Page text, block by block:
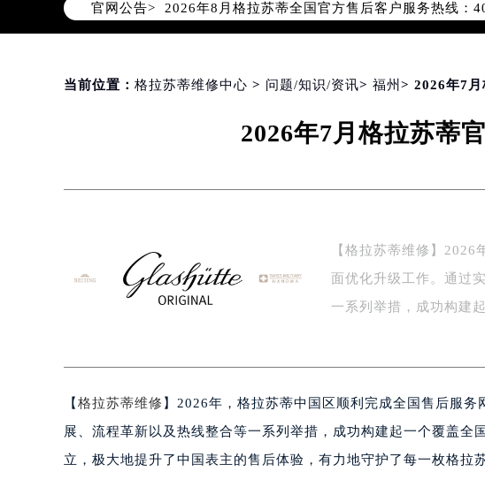
官网公告>
格拉苏蒂官方全国统一服务热线400-801-5523，
2026年8月格拉苏蒂售后服务中心最新网点地址：
北京市东城区东长安街1号东方广场写字楼W3座6
上海市徐汇区虹桥路3号港汇中心写字楼2座37层
扬州市邗江区国展路29号星耀天地写字楼1号楼18
盐城市盐都区世纪大道5号盐城金融城写字楼1号楼
泰州市海陵区永定东路399号置地商务中心东塔写
绍兴市越城区胜利东路379号世茂天际中心写字楼
嘉兴市南湖区广益路705号嘉兴世界贸易中心写字
南昌市红谷滩新区红谷中大道998号绿地双子塔（
当前位置： 格拉苏蒂维修中心 > 问题/知识/资讯> 福州 > 2026年7月
2026年7月格拉苏蒂
【格拉苏蒂维修】
面优化升级工作。通过
一系列举措，成功构建
【 格拉苏蒂维修 】2026年，格拉苏蒂中国区顺利完成全国售后服
展、流程革新以及热线整合等一系列举措，成功构建起一个覆盖
立，极大地提升了中国表主的售后体验，有力地守护了每一枚格拉